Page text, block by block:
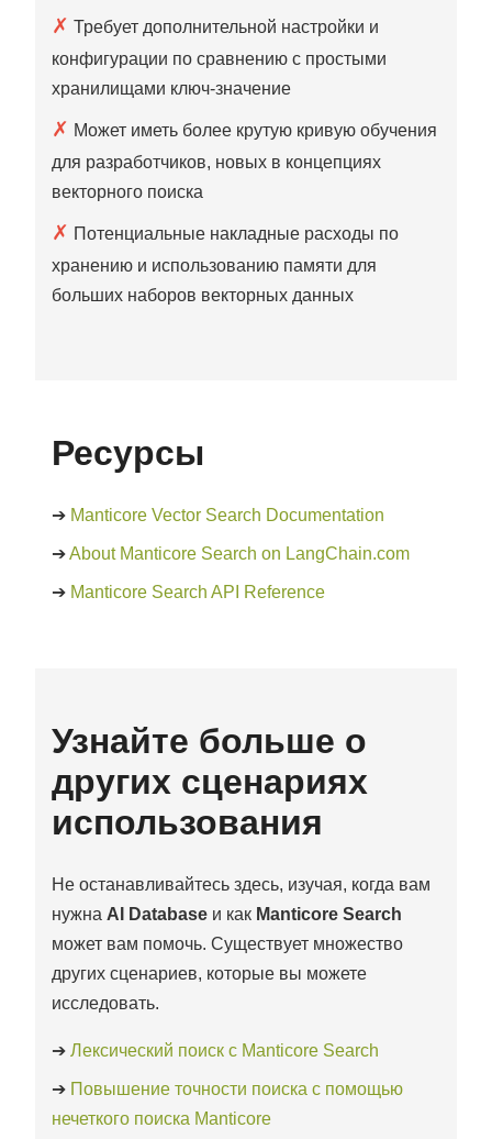
✗ Требует дополнительной настройки и
конфигурации по сравнению с простыми
хранилищами ключ‑значение
✗ Может иметь более крутую кривую обучения
для разработчиков, новых в концепциях
векторного поиска
✗ Потенциальные накладные расходы по
хранению и использованию памяти для
больших наборов векторных данных
Ресурсы
➔ Manticore Vector Search Documentation
➔About Manticore Search on LangChain.com
➔ Manticore Search API Reference
Узнайте больше о
других сценариях
использования
Не останавливайтесь здесь, изучая, когда вам
нужна AI Database и как Manticore Search
может вам помочь. Существует множество
других сценариев, которые вы можете
исследовать.
➔ Лексический поиск с Manticore Search
➔ Повышение точности поиска с помощью
нечеткого поиска Manticore